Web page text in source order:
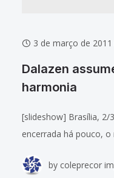
3 de março de 2011
Dalazen
harmonia
[slideshow] Brasília, 2/
encerrada há pouco,
Trabalho para o biênio
by coleprecor